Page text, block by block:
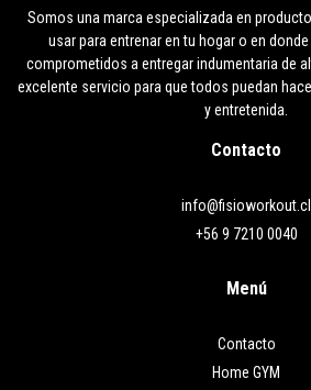
Somos una marca especializada en
usar para entrenar en tu hogar o en
comprometidos a entregar indumentaria de
excelente servicio para que todos puedan
y entretenida.
Contacto
info@fisioworkout.cl
+56 9 7210 0040
Menú
Contacto
Home GYM